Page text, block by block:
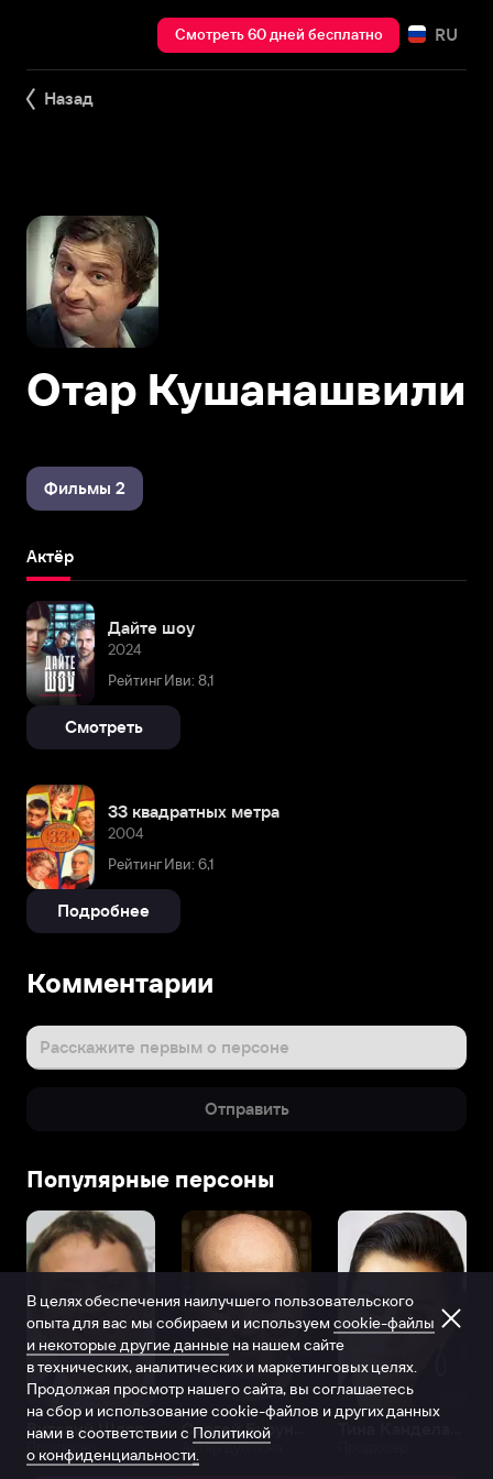
Смотреть 60 дней бесплатно RU
Назад
Отар Кушанашвили
Фильмы 2
Актёр
Дайте шоу
2024
Рейтинг Иви: 8,1
Смотреть
33 квадратных метра
2004
Рейтинг Иви: 6,1
Подробнее
Комментарии
Расскажите первым о персоне
Отправить
Популярные персоны
Виталий Шляппо
Продюсер Актёр дубляжа
В целях обеспечения наилучшего пользовательского
опыта для вас мы собираем и используем cookie-файлы
и некоторые другие данные на нашем сайте
в технических, аналитических и маркетинговых целях.
Продолжая просмотр нашего сайта, вы соглашаетесь
на сбор и использование cookie-файлов и других данных
нами в соответствии с Политикой
о конфиденциальности.